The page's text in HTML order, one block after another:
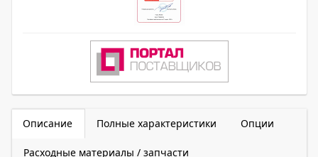
Описание Полные характеристики Опции
Расходные материалы / запчасти